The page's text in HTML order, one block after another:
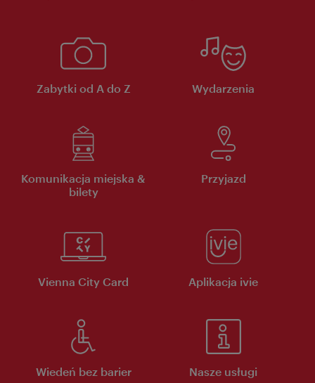
Zabytki od A do Z Wydarzenia
Komunikacja miejska &
bilety
Przyjazd
Vienna City Card Aplikacja ivie
Wiedeń bez barier Nasze usługi